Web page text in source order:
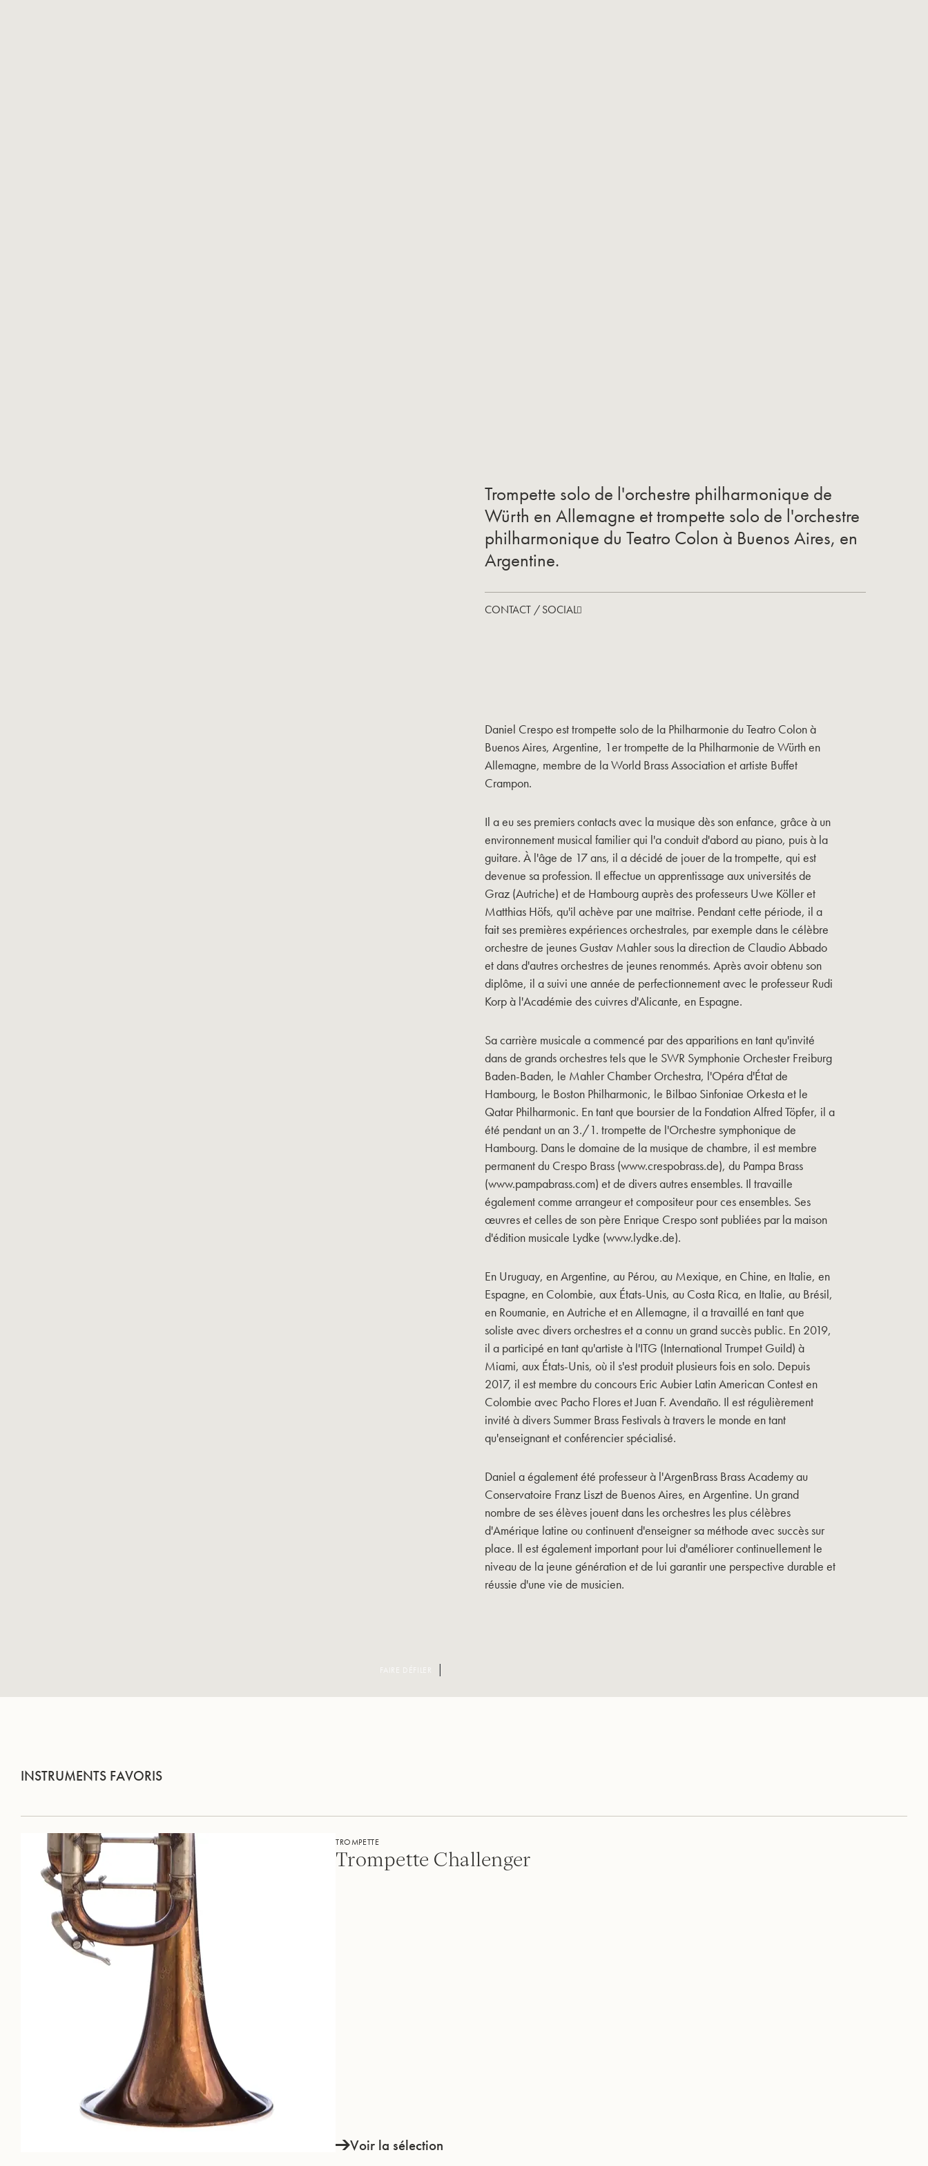
FAIRE DÉFILER
Trompette solo de l'orchestre philharmonique de
Würth en Allemagne et trompette solo de l'orchestre
philharmonique du Teatro Colon à Buenos Aires, en
Argentine.
CONTACT / SOCIAL
Daniel Crespo est trompette solo de la Philharmonie du Teatro Colon à
Buenos Aires, Argentine, 1er trompette de la Philharmonie de Würth en
Allemagne, membre de la World Brass Association et artiste Buffet
Crampon.
Il a eu ses premiers contacts avec la musique dès son enfance, grâce à un
environnement musical familier qui l'a conduit d'abord au piano, puis à la
guitare. À l'âge de 17 ans, il a décidé de jouer de la trompette, qui est
devenue sa profession. Il effectue un apprentissage aux universités de
Graz (Autriche) et de Hambourg auprès des professeurs Uwe Köller et
Matthias Höfs, qu'il achève par une maîtrise. Pendant cette période, il a
fait ses premières expériences orchestrales, par exemple dans le célèbre
orchestre de jeunes Gustav Mahler sous la direction de Claudio Abbado
et dans d'autres orchestres de jeunes renommés. Après avoir obtenu son
diplôme, il a suivi une année de perfectionnement avec le professeur Rudi
Korp à l'Académie des cuivres d'Alicante, en Espagne.
Sa carrière musicale a commencé par des apparitions en tant qu'invité
dans de grands orchestres tels que le SWR Symphonie Orchester Freiburg
Baden-Baden, le Mahler Chamber Orchestra, l'Opéra d'État de
Hambourg, le Boston Philharmonic, le Bilbao Sinfoniae Orkesta et le
Qatar Philharmonic. En tant que boursier de la Fondation Alfred Töpfer, il a
été pendant un an 3./1. trompette de l'Orchestre symphonique de
Hambourg. Dans le domaine de la musique de chambre, il est membre
permanent du Crespo Brass (www.crespobrass.de), du Pampa Brass
(www.pampabrass.com) et de divers autres ensembles. Il travaille
également comme arrangeur et compositeur pour ces ensembles. Ses
œuvres et celles de son père Enrique Crespo sont publiées par la maison
d'édition musicale Lydke (www.lydke.de).
En Uruguay, en Argentine, au Pérou, au Mexique, en Chine, en Italie, en
Espagne, en Colombie, aux États-Unis, au Costa Rica, en Italie, au Brésil,
en Roumanie, en Autriche et en Allemagne, il a travaillé en tant que
soliste avec divers orchestres et a connu un grand succès public. En 2019,
il a participé en tant qu'artiste à l'ITG (International Trumpet Guild) à
Miami, aux États-Unis, où il s'est produit plusieurs fois en solo. Depuis
2017, il est membre du concours Eric Aubier Latin American Contest en
Colombie avec Pacho Flores et Juan F. Avendaño. Il est régulièrement
invité à divers Summer Brass Festivals à travers le monde en tant
qu'enseignant et conférencier spécialisé.
Daniel a également été professeur à l'ArgenBrass Brass Academy au
Conservatoire Franz Liszt de Buenos Aires, en Argentine. Un grand
nombre de ses élèves jouent dans les orchestres les plus célèbres
d'Amérique latine ou continuent d'enseigner sa méthode avec succès sur
place. Il est également important pour lui d'améliorer continuellement le
niveau de la jeune génération et de lui garantir une perspective durable et
réussie d'une vie de musicien.
INSTRUMENTS FAVORIS
TROMPETTE
Trompette Challenger
Voir la sélection